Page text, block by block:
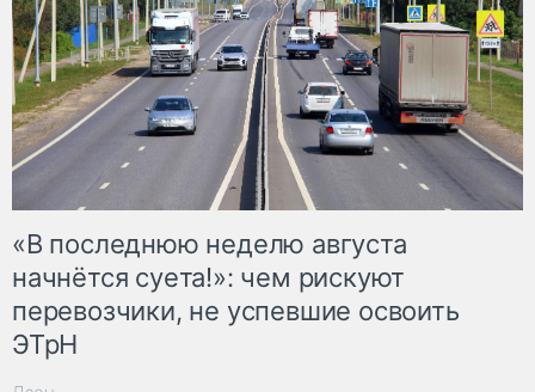
«В последнюю неделю августа
начнётся суета!»: чем рискуют
перевозчики, не успевшие освоить
ЭТрН